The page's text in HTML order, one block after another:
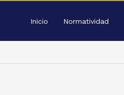
Inicio Normatividad